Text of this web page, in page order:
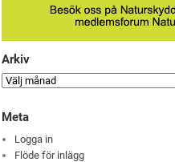
Arkiv
Meta
Logga in
Flöde för inlägg